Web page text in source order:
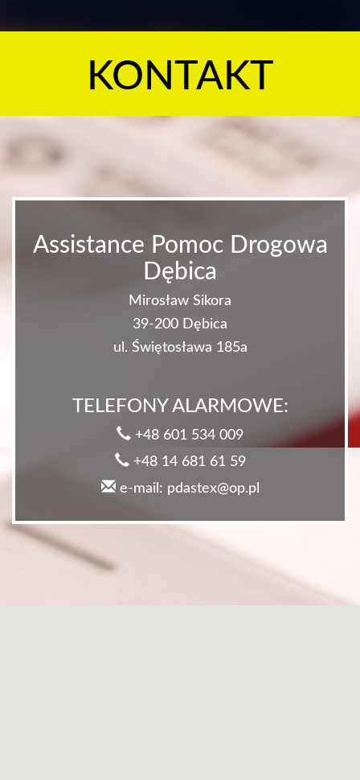
KONTAKT
Assistance Pomoc Drogowa
Dębica
Mirosław Sikora
39-200 Dębica
ul. Świętosława 185a
TELEFONY ALARMOWE:
+48 601 534 009
+48 14 681 61 59
e-mail: pdastex@op.pl